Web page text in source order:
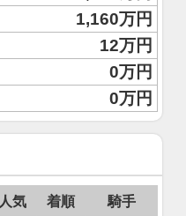
1,160万円
12万円
0万円
0万円
人気 着順 騎手